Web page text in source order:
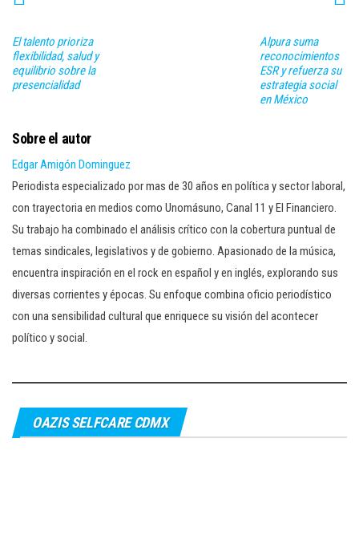
El talento prioriza
flexibilidad, salud y
equilibrio sobre la
presencialidad
Alpura suma
reconocimientos
ESR y refuerza su
estrategia social
en México
Sobre el autor
Edgar Amigón Dominguez
Periodista especializado por mas de 30 años en política y sector laboral,
con trayectoria en medios como Unomásuno, Canal 11 y El Financiero.
Su trabajo ha combinado el análisis crítico con la cobertura puntual de
temas sindicales, legislativos y de gobierno. Apasionado de la música,
encuentra inspiración en el rock en español y en inglés, explorando sus
diversas corrientes y épocas. Su enfoque combina oficio periodístico
con una sensibilidad cultural que enriquece su visión del acontecer
político y social.
OAZIS SELFCARE CDMX